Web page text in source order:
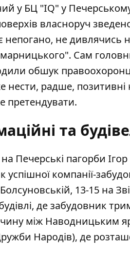
у БЦ "IQ" у
власноруч
непогано, не дивлячись
. Сам
обшук
нести, радше,
претендувати.
та
Печерські пагорби
успішної компанії-
13-15 на
де забудовник
між Наводницьким
Народів), де